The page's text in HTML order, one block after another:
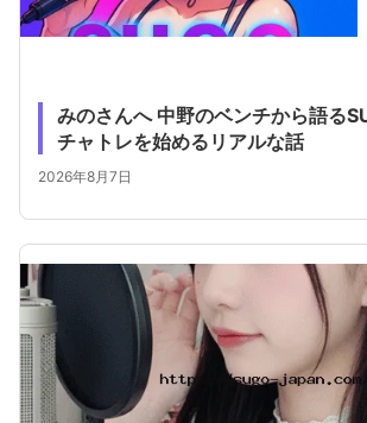
みのさんへ 中野のベンチから語る
チャトレを始めるリアルな話
2026年8月7日